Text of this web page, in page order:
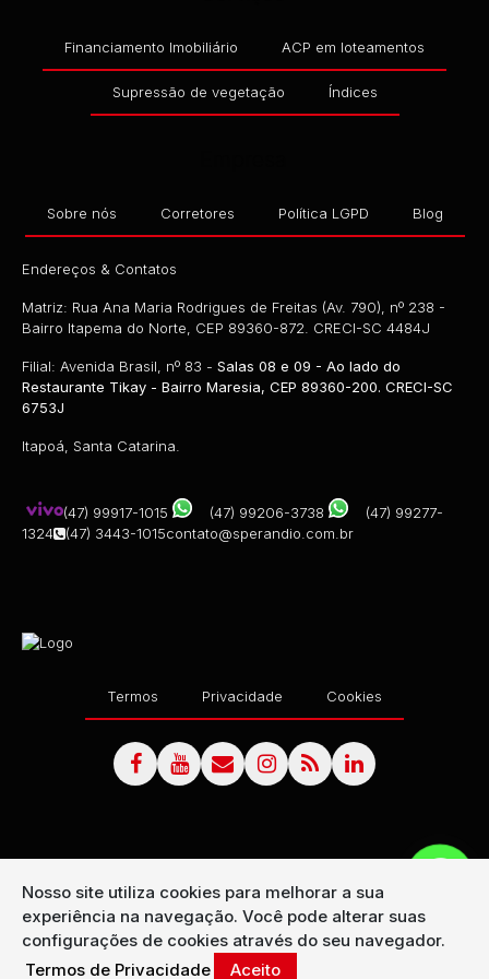
Nosso site utiliza cookies para melhorar a sua
experiência na navegação. Você pode alterar suas
configurações de cookies através do seu navegador.
Termos de Privacidade
Aceito
Financiamento Imobiliário ACP em loteamentos
Supressão de vegetação Índices
Sobre nós Corretores Política LGPD Blog
Endereços & Contatos
Matriz: Rua Ana Maria Rodrigues de Freitas (Av. 790), nº 238 -
Bairro Itapema do Norte, CEP 89360-872. CRECI-SC 4484J
Filial: Avenida Brasil, nº 83 - Salas 08 e 09 - Ao lado do
Restaurante Tikay - Bairro Maresia, CEP 89360-200. CRECI-SC
6753J
Itapoá, Santa Catarina.
(47) 99917-1015 (47) 99206-3738
(47) 99277-
1324
(47) 3443-1015contato@sperandio.com.br
Termos Privacidade Cookies